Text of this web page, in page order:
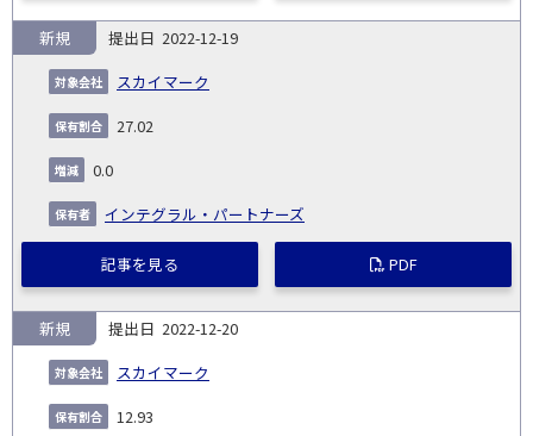
2022-12-19
スカイマーク
新規
27.02
0.0
インテグラル・パートナーズ
記事を見る PDF
2022-12-20
スカイマーク
新規
12.93